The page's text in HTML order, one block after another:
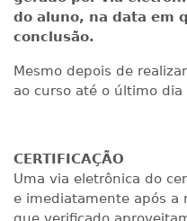
do aluno, na data em
conclusão.
Mesmo depois de
ao curso até o último
CERTIFICAÇÃO
Uma via eletrônica do
e imediatamente após a